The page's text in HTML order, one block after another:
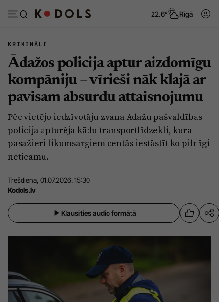
22.6° Rīgā
Abonēt Pieslēgties
Ziņas
Politika
Pašvaldības
Izglītība
Veselība
Ģimene
Vide
Tēmas
Viedokļi
Dzīve un ticība
Sarunas
Pierīga Projekti
KRIMINĀLI
Ādažos policija aptur aizdomīgu
kompāniju – vīrieši nāk klajā ar
pavisam absurdu attaisnojumu
Pēc vietējo iedzīvotāju zvana Ādažu pašvaldības
policija apturēja kādu transportlīdzekli, kura
pasažieri likumsargiem centās iestāstīt ko pilnīgi
neticamu.
Trešdiena, 01.07.2026. 15:30
Kodols.lv
Klausīties audio formātā